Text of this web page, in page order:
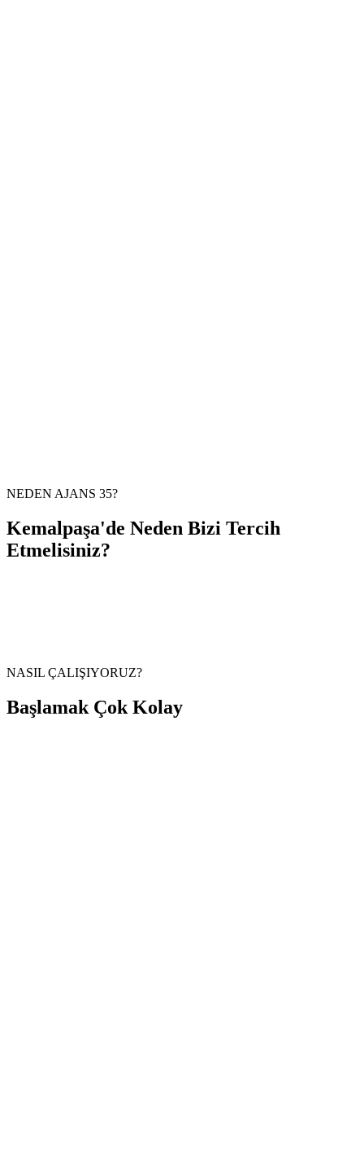
NEDEN AJANS 35?
Kemalpaşa'de Neden Bizi Tercih
Etmelisiniz?
NASIL ÇALIŞIYORUZ?
Başlamak Çok Kolay